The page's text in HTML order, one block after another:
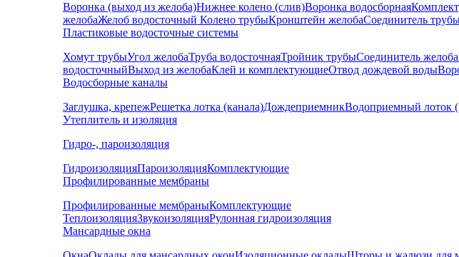
Воронка (выход из желоба)Нижнее колено (слив)Воронка водосборная
желобаЖелоб водосточный Колено трубыКронштейн желобаСоединитель
Пластиковые водосточные системы
Хомут трубыУгол желобаТруба водосточнаяТройник трубыСоединитель желоба
водосточныйВыход из желобаКлей и комплектующиеОтвод дождевой воды
Водосборные каналы
Заглушка, крепежРешетка лотка (канала)ДождеприемникВодоприемный лоток
Утеплитель и изоляция
Гидро-, пароизоляция
ГидроизоляцияПароизоляцияКомплектующие
Профилированные мембраны
Профилированные мембраныКомплектующие
ТеплоизоляцияЗвукоизоляцияРулонная гидроизоляция
Мансардные окна